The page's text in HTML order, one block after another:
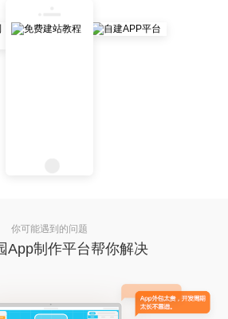
你可能遇到的问题
App制作平台帮你解决